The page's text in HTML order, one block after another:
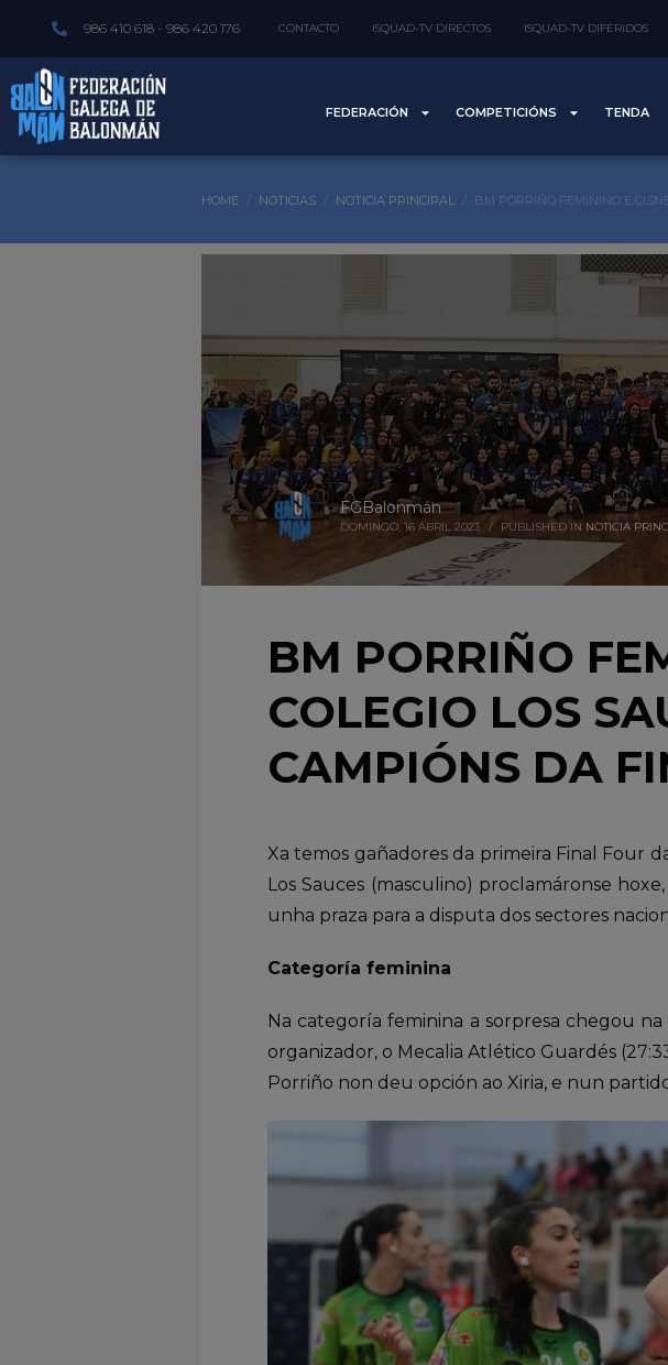
986 410 618 - 986 420 176 CONTACTO ISQUAD-TV DIRECTOS ISQUAD-TV DIFERIDOS
FEDERACIÓN COMPETICIÓNS TENDA
HOME NOTICIAS NOTICIA PRINCIPAL BM PORRIÑO FEMININO E
FGBalonmán
DOMINGO, 16 ABRIL 2023 / PUBLISHED IN NOTICIA
BM PORRIÑO
COLEGIO LOS
CAMPIÓNS DA
Xa temos gañadores da primeira Final Four
Los Sauces (masculino) proclamáronse
unha praza para a disputa dos sectores
Categoría feminina
Na categoría feminina a sorpresa chegou
organizador, o Mecalia Atlético Guardés
Porriño non deu opción ao Xiria, e nun